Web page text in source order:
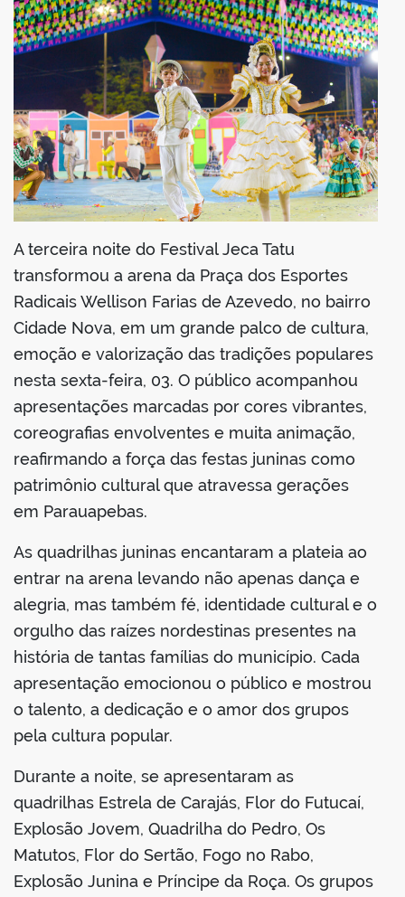
A terceira noite do Festival Jeca Tatu
transformou a arena da Praça dos Esportes
Radicais Wellison Farias de Azevedo, no bairro
Cidade Nova, em um grande palco de cultura,
emoção e valorização das tradições populares
nesta sexta-feira, 03. O público acompanhou
apresentações marcadas por cores vibrantes,
coreografias envolventes e muita animação,
reafirmando a força das festas juninas como
patrimônio cultural que atravessa gerações
em Parauapebas.
As quadrilhas juninas encantaram a plateia ao
entrar na arena levando não apenas dança e
alegria, mas também fé, identidade cultural e o
orgulho das raízes nordestinas presentes na
história de tantas famílias do município. Cada
apresentação emocionou o público e mostrou
o talento, a dedicação e o amor dos grupos
pela cultura popular.
Durante a noite, se apresentaram as
quadrilhas Estrela de Carajás, Flor do Futucaí,
Explosão Jovem, Quadrilha do Pedro, Os
Matutos, Flor do Sertão, Fogo no Rabo,
Explosão Junina e Príncipe da Roça. Os grupos